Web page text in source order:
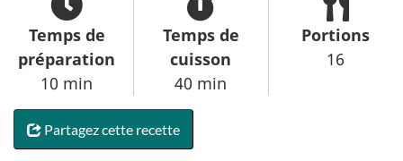
Temps de
préparation
10 min
Temps de
cuisson
40 min
Portions
16
Partagez cette recette